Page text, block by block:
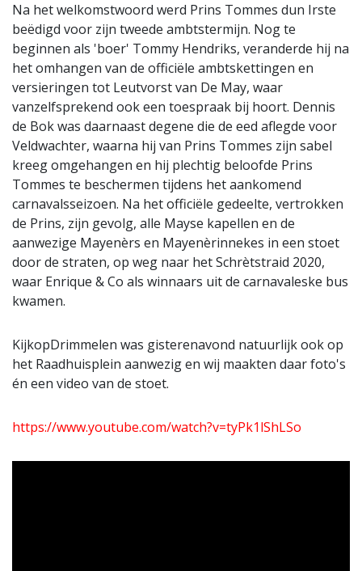
Na het welkomstwoord werd Prins Tommes dun Irste
beëdigd voor zijn tweede ambtstermijn. Nog te
beginnen als 'boer' Tommy Hendriks, veranderde hij na
het omhangen van de officiële ambtskettingen en
versieringen tot Leutvorst van De May, waar
vanzelfsprekend ook een toespraak bij hoort. Dennis
de Bok was daarnaast degene die de eed aflegde voor
Veldwachter, waarna hij van Prins Tommes zijn sabel
kreeg omgehangen en hij plechtig beloofde Prins
Tommes te beschermen tijdens het aankomend
carnavalsseizoen. Na het officiële gedeelte, vertrokken
de Prins, zijn gevolg, alle Mayse kapellen en de
aanwezige Mayenèrs en Mayenèrinnekes in een stoet
door de straten, op weg naar het Schrètstraid 2020,
waar Enrique & Co als winnaars uit de carnavaleske bus
kwamen.
KijkopDrimmelen was gisterenavond natuurlijk ook op
het Raadhuisplein aanwezig en wij maakten daar foto's
én een video van de stoet.
https://www.youtube.com/watch?v=tyPk1lShLSo